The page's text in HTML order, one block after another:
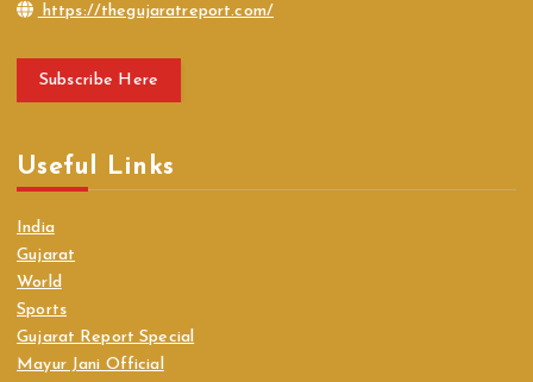
https://thegujaratreport.com/
Subscribe Here
Useful Links
India
Gujarat
World
Sports
Gujarat Report Special
Mayur Jani Official